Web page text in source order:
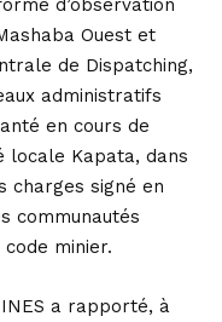
d’observation
Ouest et
de Dispatching,
administratifs
en cours de
locale Kapata, dans
charges signé en
communautés
minier.
a rapporté, à